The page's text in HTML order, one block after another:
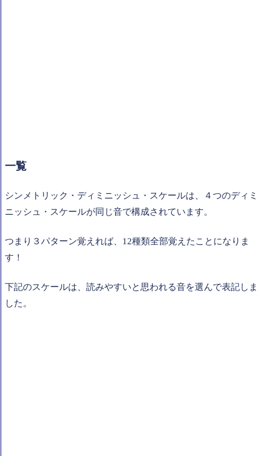
一覧
シンメトリック・ディミニッシュ・スケールは、４つのディミ
ニッシュ・スケールが同じ音で構成されています。
つまり３パターン覚えれば、12種類全部覚えたことになりま
す！
下記のスケールは、読みやすいと思われる音を選んで表記しま
した。